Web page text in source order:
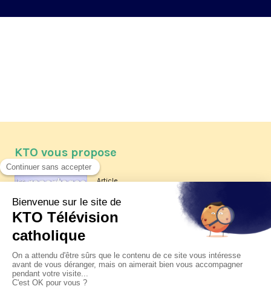
KTO vous propose
Article
Les reportages d'été 2026 de KTO
La visite pastorale du pape Léon
XIV à Assise à suivre sur KTO le
jeudi 6 août